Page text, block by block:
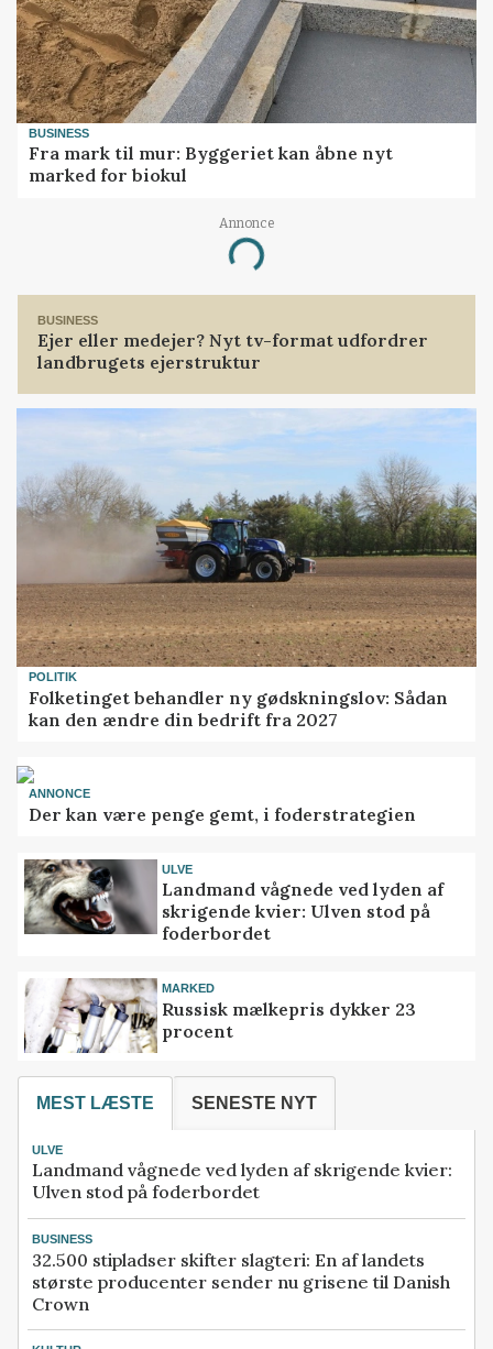
BUSINESS
Fra mark til mur: Byggeriet kan åbne nyt
marked for biokul
Annonce
Loading...
BUSINESS
Ejer eller medejer? Nyt tv-format udfordrer
landbrugets ejerstruktur
POLITIK
Folketinget behandler ny gødskningslov: Sådan
kan den ændre din bedrift fra 2027
ANNONCE
Der kan være penge gemt, i foderstrategien
ULVE
Landmand vågnede ved lyden af
skrigende kvier: Ulven stod på
foderbordet
MARKED
Russisk mælkepris dykker 23
procent
MEST LÆSTE SENESTE NYT
ULVE
Landmand vågnede ved lyden af skrigende kvier:
Ulven stod på foderbordet
BUSINESS
32.500 stipladser skifter slagteri: En af landets
største producenter sender nu grisene til Danish
Crown